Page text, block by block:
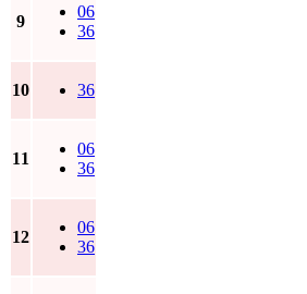
9
06
36
10 36
11
06
36
12
06
36